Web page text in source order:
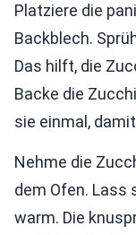
Platziere die
Backblech.
Das hilft, die
Backe die
sie einmal,
Nehme die
dem Ofen. Lass
warm. Die